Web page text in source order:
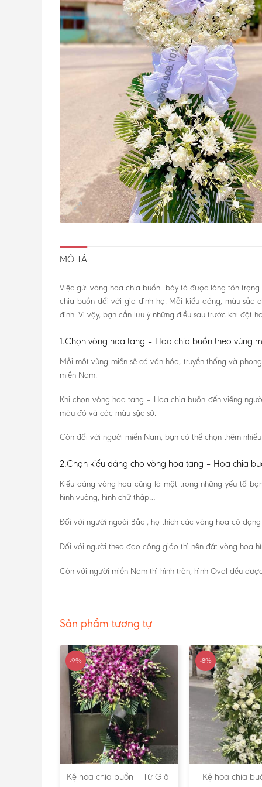
MÔ TẢ
Việc gửi vòng hoa chia buồn bày tỏ được lòng tôn
chia buồn đối với gia đình họ. Mỗi kiểu dáng, màu sắc
đình. Vì vậy, bạn cần lưu ý những điều sau trước khi đặt
1.Chọn vòng hoa tang – Hoa chia buồn theo vùng
Mỗi một vùng miền sẽ có văn hóa, truyền thống và
miền Nam.
Khi chọn vòng hoa tang – Hoa chia buồn đến viếng
màu đỏ và các màu sặc sỡ.
Còn đối với người miền Nam, bạn có thể chọn thêm
2.Chọn kiểu dáng cho vòng hoa tang – Hoa chia
Kiểu dáng vòng hoa cũng là một trong những yếu tố
hình vuông, hình chữ thập…
Đối với người ngoài Bắc , họ thích các vòng hoa có dạng
Đối với người theo đạo công giáo thì nên đặt vòng hoa
Còn với người miền Nam thì hình tròn, hình Oval đều
Sản phẩm tương tự
-9%
Kệ hoa chia buồn – Từ Giã-
-8%
Kệ hoa chia